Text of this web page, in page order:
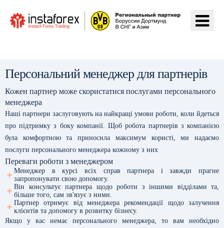
Персональний менеджер для партнерів
Кожен партнер може скористатися послугами персонального
менеджера
Наші партнери заслуговують на найкращі умови роботи, коли йдеться
про підтримку з боку компанії. Щоб робота партнерів з компанією
була комфортною та приносила максимум користі, ми надаємо
послуги персонального менеджера кожному з них
Переваги роботи з менеджером
Менеджер в курсі всіх справ партнера і завжди прагне
запропонувати свою допомогу.
Він консультує партнера щодо роботи з іншими відділами та,
більше того, сам зв'язує з ними.
Партнер отримує від менеджера рекомендації щодо залучення
клієнтів та допомогу в розвитку бізнесу.
Якщо у вас немає персонального менеджера, то вам необхідно